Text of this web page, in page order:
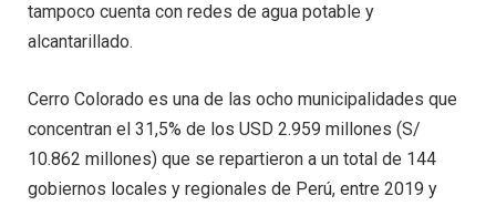
tampoco cuenta con redes de agua potable y
alcantarillado.
Cerro Colorado es una de las ocho municipalidades que
concentran el 31,5% de los USD 2.959 millones (S/
10.862 millones) que se repartieron a un total de 144
gobiernos locales y regionales de Perú, entre 2019 y